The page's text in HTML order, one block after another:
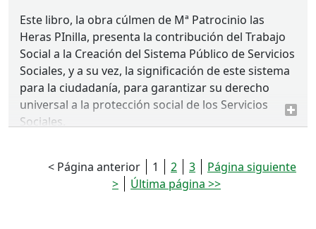
Este libro, la obra cúlmen de Mª Patrocinio las
Heras PInilla, presenta la contribución del Trabajo
Social a la Creación del Sistema Público de Servicios
Sociales, y a su vez, la significación de este sistema
para la ciudadanía, para garantizar su derecho
universal a la protección social de los Servicios
Sociales.
< Página anterior 1 2 3
Página siguiente
>
Última página >>